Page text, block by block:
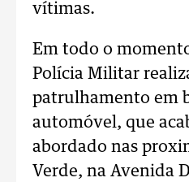
vítimas.
Em todo o
Polícia Militar
patrulhamento em
automóvel, que
abordado nas
Verde, na Avenida